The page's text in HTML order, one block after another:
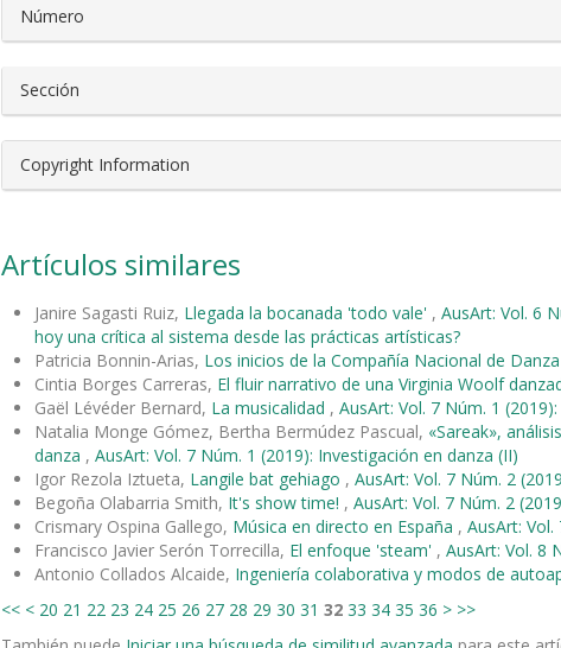
Número
Sección
Copyright Information
Artículos similares
Janire Sagasti Ruiz, Llegada la bocanada 'todo vale' , AusArt: Vol. 6
hoy una crítica al sistema desde las prácticas artísticas?
Patricia Bonnin-Arias, Los inicios de la Compañía Nacional de Danza
Cintia Borges Carreras, El fluir narrativo de una Virginia Woolf
Gaël Lévéder Bernard, La musicalidad , AusArt: Vol. 7 Núm. 1
Natalia Monge Gómez, Bertha Bermúdez Pascual, «Sareak»,
danza , AusArt: Vol. 7 Núm. 1 (2019): Investigación en danza (II)
Igor Rezola Iztueta, Langile bat gehiago , AusArt: Vol. 7 Núm. 2
Begoña Olabarria Smith, It's show time! , AusArt: Vol. 7 Núm. 2
Crismary Ospina Gallego, Música en directo en España , AusArt:
Francisco Javier Serón Torrecilla, El enfoque 'steam' , AusArt: Vol. 8
Antonio Collados Alcaide, Ingeniería colaborativa y modos de
<< < 20 21 22 23 24 25 26 27 28 29 30 31 32 33 34 35 36 > >>